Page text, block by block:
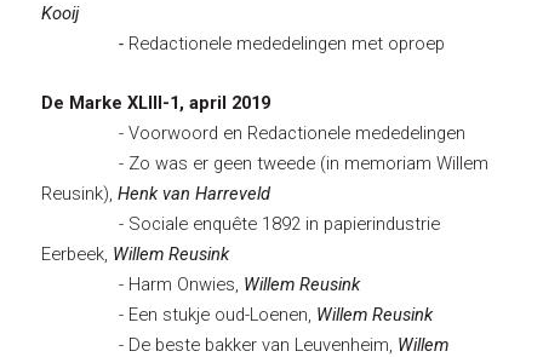
Kooij
- Redactionele mededelingen met oproep
De Marke XLIII-1, april 2019
- Voorwoord en Redactionele mededelingen
- Zo was er geen tweede (in memoriam Willem
Reusink),Henk van Harreveld
- Sociale enquête 1892 in papierindustrie
Eerbeek, Willem Reusink
- Harm Onwies, Willem Reusink
- Een stukje oud-Loenen, Willem Reusink
- De beste bakker van Leuvenheim, Willem